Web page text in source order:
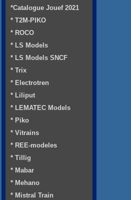
*Catalogue Jouef 2021
* T2M-PIKO
* ROCO
* LS Models
* LS Models SNCF
* Trix
* Electrotren
* Liliput
* LEMATEC Models
* Piko
* Vitrains
* REE-modeles
* Tillig
* Mabar
* Mehano
* Mistral Train